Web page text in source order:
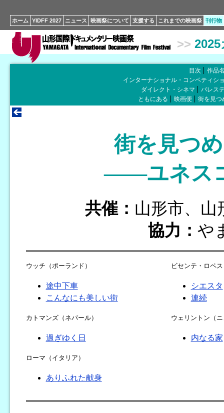
ホーム YIDFF 2027 ニュース 映画祭について 支援する これまでの映画祭 刊行物
>>
目次
作品
インターナショナル・コンペティシ
ダイレクト・シネマ
パレス
ともにある
映画便 街を見つ
街を見つ
――ユネス
共催： 山形市、山
協力：や
ウッチ（ポーランド）
途中下車
こんなにも美しい街
カトマンズ（ネパール）
過ぎゆく日
ローマ（イタリア）
ありふれた献身
ビセンテ・ロペ
シエスタ
連続
ウェリントン（
内なる家